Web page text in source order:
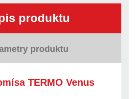
produktu
produktu
TERMO Venus